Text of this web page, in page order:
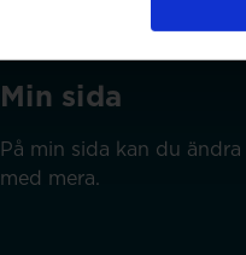
Min sida
På min sida kan du
med mera.